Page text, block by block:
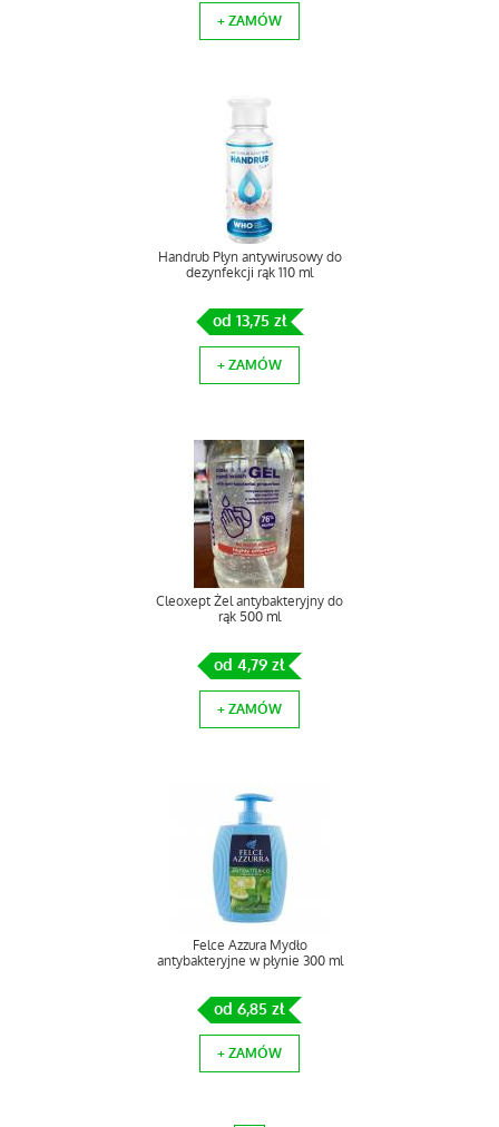
+ ZAMÓW
Handrub Płyn antywirusowy do
dezynfekcji rąk 110 ml
od 13,75 zł
+ ZAMÓW
Cleoxept Żel antybakteryjny do
rąk 500 ml
od 4,79 zł
+ ZAMÓW
Felce Azzura Mydło
antybakteryjne w płynie 300 ml
od 6,85 zł
+ ZAMÓW